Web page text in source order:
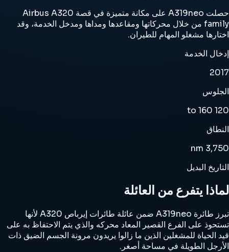
حصلت A319neo على مكانة متميزة في قصة Airbus A320
family من خلال محركاتها ومقاعدها ومداها ومدخل الخدمة، وقد
اختارها مشغلو المهام للطيران.
إدخال الخدمة
2017
الجلوس
120 to 160
النطاق
3,750 nm
التاريخ البديل
لماذا يتفرع من العائلة
تبرز طائرة A319neo ضمن عائلة طائرات إيرباص A320 لأنها
تستحوذ على الفرع القصير المعاد محركه والذي يتم الاحتفاظ به على
قيد الحياة للمشغلين الذين ما زالوا يريدون مرونة الجسم الضيق ذات
الأرجل الطويلة في مساحة أصغر.